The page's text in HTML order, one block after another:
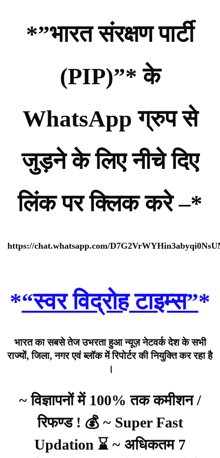
*”भारत संरक्षण पार्टी
(PIP)”* के
WhatsApp ग्रुप से
जुड़ने के लिए नीचे दिए
लिंक पर क्लिक करे –*
https://chat.whatsapp.com/
*“स्वर विद्रोह टाइम्स”*
भारत का सबसे तेज उभरता हुआ न्यूज़ नेटवर्क देश के सभी
राज्यों, जिला, नगर एवं ब्लॉक में रिपोर्टर की नियुक्ति कर रहा है
।
~ विज्ञापनों में 100% तक कमीशन /
रिफण्ड ! 💰 ~ Super Fast
Updation ⌛ ~ अधिकतम 7